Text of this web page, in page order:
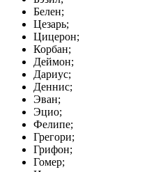
Белен;
Цезарь;
Цицерон;
Корбан;
Деймон;
Дариус;
Деннис;
Эван;
Эцио;
Фелипе;
Грегори;
Грифон;
Гомер;